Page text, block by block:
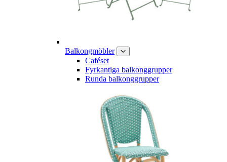
Balkongmöbler
Caféset
Fyrkantiga balkonggrupper
Runda balkonggrupper